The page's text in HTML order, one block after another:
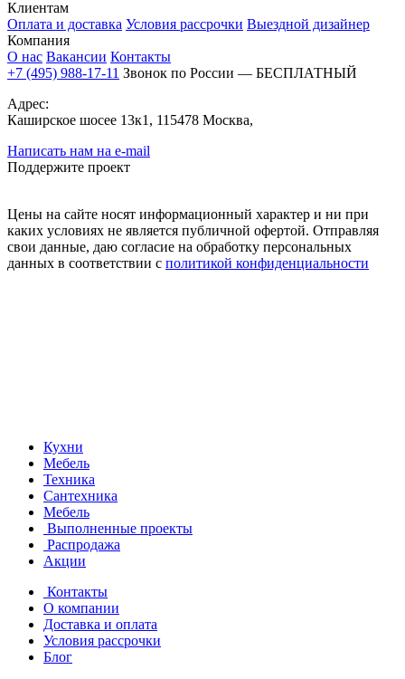
Клиентам
Оплата и доставка Условия рассрочки Выездной дизайнер
Компания
О нас Вакансии Контакты
+7 (495) 988-17-11 Звонок по России — БЕСПЛАТНЫЙ
Адрес:
Каширское шосее 13к1, 115478 Москва,
Написать нам на e-mail
Поддержите проект
Цены на сайте носят информационный характер и ни при
каких условиях не является публичной офертой. Отправляя
свои данные, даю согласие на обработку персональных
данных в соответствии с политикой конфиденциальности
Кухни
Мебель
Техника
Сантехника
Мебель
Выполненные проекты
Распродажа
Акции
Контакты
О компании
Доставка и оплата
Условия рассрочки
Блог